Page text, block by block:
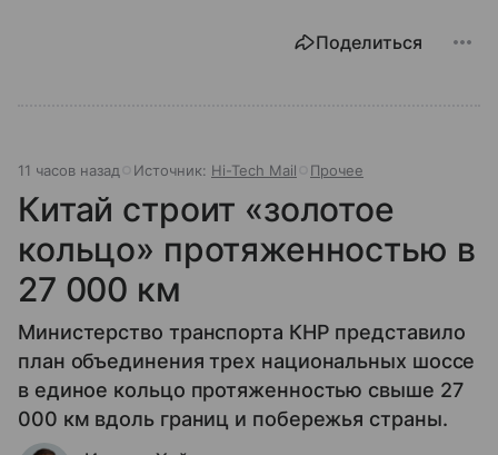
Поделиться
11 часов назад Источник: Hi-Tech Mail Прочее
Китай строит «золотое
кольцо» протяженностью в
27 000 км
Министерство транспорта КНР представило
план объединения трех национальных шоссе
в единое кольцо протяженностью свыше 27
000 км вдоль границ и побережья страны.